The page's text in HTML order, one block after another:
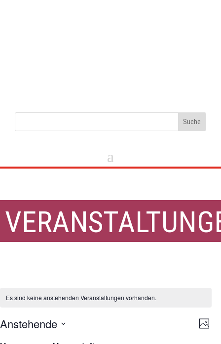
Es sind keine anstehenden Veranstaltungen vorhanden.
Foto
Anstehende